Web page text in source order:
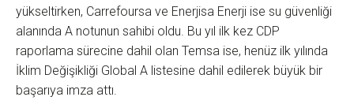
yükseltirken, Carrefoursa ve Enerjisa Enerji ise su güvenliği
alanında A notunun sahibi oldu. Bu yıl ilk kez CDP
raporlama sürecine dahil olan Temsa ise, henüz ilk yılında
İklim Değişikliği Global A listesine dahil edilerek büyük bir
başarıya imza attı.